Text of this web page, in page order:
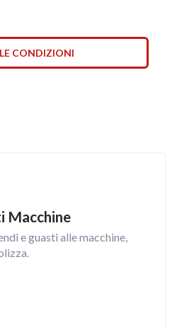
CONDIZIONI
Macchine
e guasti alle macchine,